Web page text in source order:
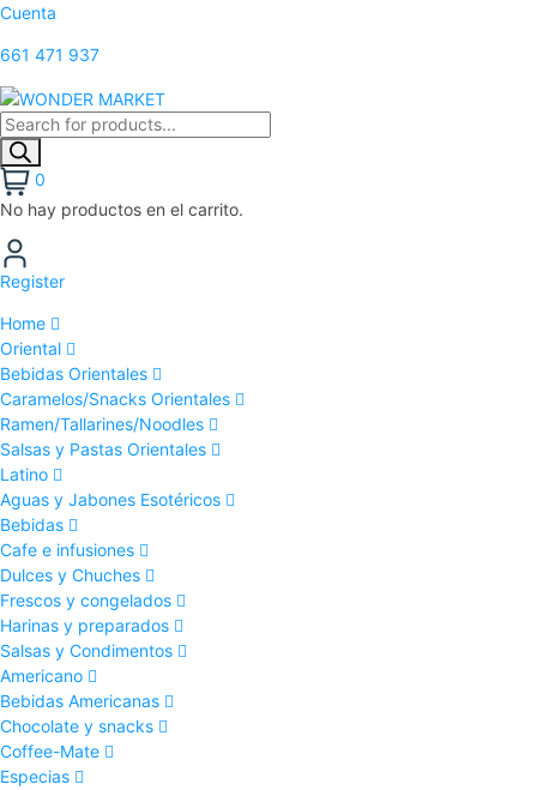
Cuenta
661 471 937
0
No hay productos en el carrito.
Register
Home
Oriental
Bebidas Orientales
Caramelos/Snacks Orientales
Ramen/Tallarines/Noodles
Salsas y Pastas Orientales
Latino
Aguas y Jabones Esotéricos
Bebidas
Cafe e infusiones
Dulces y Chuches
Frescos y congelados
Harinas y preparados
Salsas y Condimentos
Americano
Bebidas Americanas
Chocolate y snacks
Coffee-Mate
Especias